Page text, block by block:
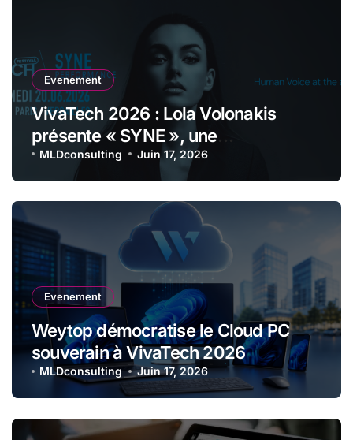
Evenement
VivaTech 2026 : Lola Volonakis
présente « SYNE », une
performance immersive entre voix
lyrique et intelligence artificielle
MLDconsulting Juin 17, 2026
Evenement
Weytop démocratise le Cloud PC
souverain à VivaTech 2026
MLDconsulting Juin 17, 2026